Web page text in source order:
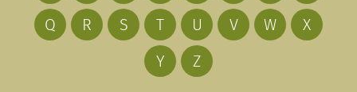
Q
R S T U V W
X
Y
Z